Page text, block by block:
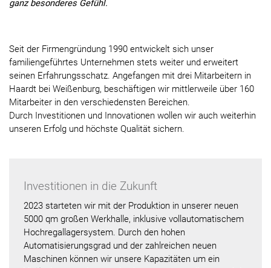
ganz besonderes Gefühl.
Seit der Firmengründung 1990 entwickelt sich unser
familiengeführtes Unternehmen stets weiter und erweitert
seinen Erfahrungsschatz. Angefangen mit drei Mitarbeitern in
Haardt bei Weißenburg, beschäftigen wir mittlerweile über 160
Mitarbeiter in den verschiedensten Bereichen.
Durch Investitionen und Innovationen wollen wir auch weiterhin
unseren Erfolg und höchste Qualität sichern.
Investitionen in die Zukunft
2023 starteten wir mit der Produktion in unserer neuen
5000 qm großen Werkhalle, inklusive vollautomatischem
Hochregallagersystem. Durch den hohen
Automatisierungsgrad und der zahlreichen neuen
Maschinen können wir unsere Kapazitäten um ein